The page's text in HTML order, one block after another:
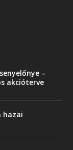
–
akcióterve
hazai